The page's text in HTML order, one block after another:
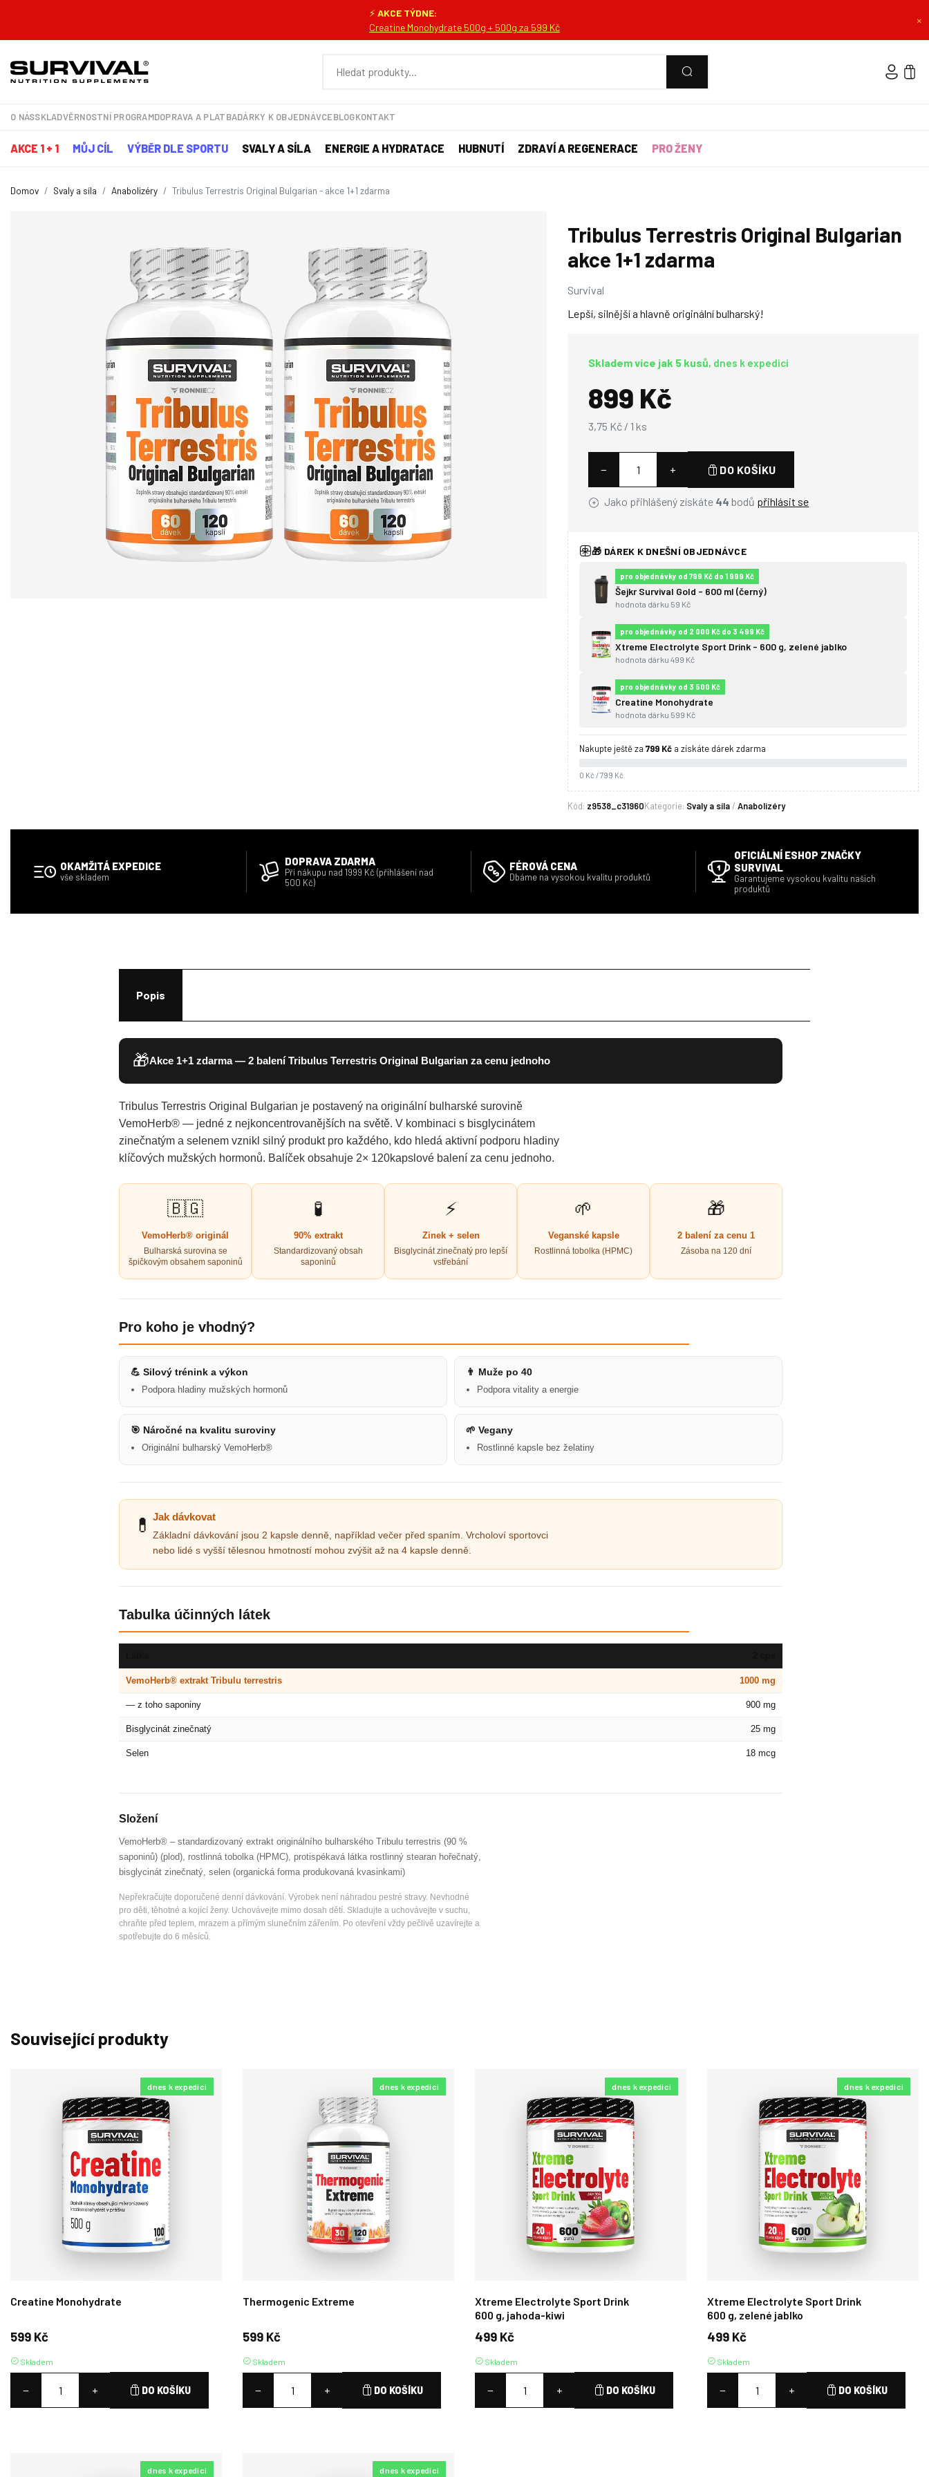
⚡AKCE TÝDNE:
Creatine Monohydrate 500g + 500g za 599 Kč
×
O NÁSSKLADVĚRNOSTNÍ PROGRAMDOPRAVA A PLATBADÁRKY K OBJEDNÁVCEBLOGKONTAKT
AKCE 1 + 1 MŮJ CÍL VÝBĚR DLE SPORTU SVALY A SÍLA ENERGIE A HYDRATACE HUBNUTÍ ZDRAVÍ A REGENERACE PRO ŽENY
Domov Svaly a síla Anabolizéry Tribulus Terrestris Original Bulgarian - akce 1+1 zdarma
Tribulus Terrestris Original Bulgarian
akce 1+1 zdarma
Survival
Lepší, silnější a hlavně originální bulharský!
Skladem více jak 5 kusů, dnes k expedici
899 Kč
3,75 Kč / 1 ks
− + DO KOŠÍKU
Jako přihlášený získáte 44 bodů přihlásit se
🎁 DÁREK K DNEŠNÍ OBJEDNÁVCE
pro objednávky od 799 Kč do 1 999 Kč
Šejkr Survival Gold - 600 ml (černý)
hodnota dárku 59 Kč
pro objednávky od 2 000 Kč do 3 499 Kč
Xtreme Electrolyte Sport Drink - 600 g, zelené jablko
hodnota dárku 499 Kč
pro objednávky od 3 500 Kč
Creatine Monohydrate
hodnota dárku 599 Kč
Nakupte ještě za799 Kč a získáte dárek zdarma
0 Kč / 799 Kč
Kód: z9538_c31960Kategorie: Svaly a síla /Anabolizéry
OKAMŽITÁ EXPEDICE
vše skladem
DOPRAVA ZDARMA
Při nákupu nad 1999 Kč (přihlášení nad
500 Kč)
FÉROVÁ CENA
Dbáme na vysokou kvalitu produktů
OFICIÁLNÍ ESHOP ZNAČKY
SURVIVAL
Garantujeme vysokou kvalitu našich
produktů
Popis
🎁Akce 1+1 zdarma — 2 balení Tribulus Terrestris Original Bulgarian za cenu jednoho
Tribulus Terrestris Original Bulgarian je postavený na originální bulharské surovině
VemoHerb® — jedné z nejkoncentrovanějších na světě. V kombinaci s bisglycinátem
zinečnatým a selenem vznikl silný produkt pro každého, kdo hledá aktivní podporu hladiny
klíčových mužských hormonů. Balíček obsahuje 2× 120kapslové balení za cenu jednoho.
🇧🇬
VemoHerb® originál
Bulharská surovina se
špičkovým obsahem saponinů
🧪
90% extrakt
Standardizovaný obsah
saponinů
⚡
Zinek + selen
Bisglycinát zinečnatý pro lepší
vstřebání
🌱
Veganské kapsle
Rostlinná tobolka (HPMC)
🎁
2 balení za cenu 1
Zásoba na 120 dní
Pro koho je vhodný?
💪 Silový trénink a výkon
Podpora hladiny mužských hormonů
👨 Muže po 40
Podpora vitality a energie
🎯 Náročné na kvalitu suroviny
Originální bulharský VemoHerb®
🌱 Vegany
Rostlinné kapsle bez želatiny
💊 Jak dávkovat
Základní dávkování jsou 2 kapsle denně, například večer před spaním. Vrcholoví sportovci
nebo lidé s vyšší tělesnou hmotností mohou zvýšit až na 4 kapsle denně.
Tabulka účinných látek
VemoHerb® extrakt Tribulu terrestris 1000 mg
— z toho saponiny 900 mg
Bisglycinát zinečnatý 25 mg
Selen 18 mcg
Složení
VemoHerb® – standardizovaný extrakt originálního bulharského Tribulu terrestris (90 %
saponinů) (plod), rostlinná tobolka (HPMC), protispékavá látka rostlinný stearan hořečnatý,
bisglycinát zinečnatý, selen (organická forma produkovaná kvasinkami)
Nepřekračujte doporučené denní dávkování. Výrobek není náhradou pestré stravy. Nevhodné
pro děti, těhotné a kojící ženy. Uchovávejte mimo dosah dětí. Skladujte a uchovávejte v suchu,
chraňte před teplem, mrazem a přímým slunečním zářením. Po otevření vždy pečlivě uzavírejte a
spotřebujte do 6 měsíců.
Související produkty
dnes k expedici
Creatine Monohydrate
599 Kč
Skladem
− + DO KOŠÍKU
dnes k expedici
Thermogenic Extreme
599 Kč
Skladem
− + DO KOŠÍKU
dnes k expedici
Xtreme Electrolyte Sport Drink
600 g, jahoda‑kiwi
499 Kč
Skladem
− + DO KOŠÍKU
dnes k expedici
Xtreme Electrolyte Sport Drink
600 g, zelené jablko
499 Kč
Skladem
− + DO KOŠÍKU
dnes k expedici dnes k expedici